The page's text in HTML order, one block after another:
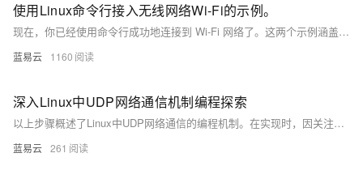
使用Linux命令行接入无线网络Wi-Fi的示例。
现在，你已经使用命令行成功地连接到 Wi-Fi 网络了。这两个示例涵盖了用 `nmcli` 和 `wpa_supplicant` 连接无线网络的常见场景，让你能够不依赖图形化界面来完成这个任务。在日常使用中熟练掌握这些基本操作能增强你对 Linux 系统的理解，帮助你更有效地处理各种问题。
蓝易云 1160
深入Linux中UDP网络通信机制编程探索
以上步骤概述了Linux中UDP网络通信的编程机制。在实现时，因关注细节和上下文环境可能有所调整，但大致流程是一致的。这些知识片段旨在帮助开发者快速上手Linux下的UDP编程，并提供可靠的信息作为编程的基础。在编程实践中，应结合实际业务需求，设计合适的数据传输协议，确保数据的正确性和实时性。
蓝易云 261